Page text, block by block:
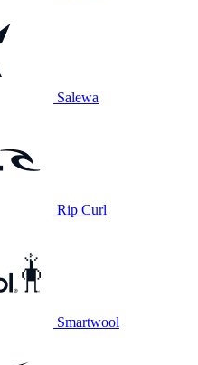
Salewa
Rip Curl
Smartwool